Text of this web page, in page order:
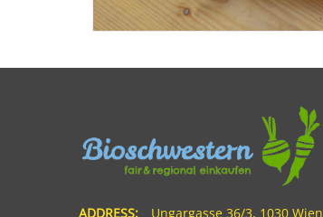
ADDRESS: Ungargasse 36/3, 1030 Wien